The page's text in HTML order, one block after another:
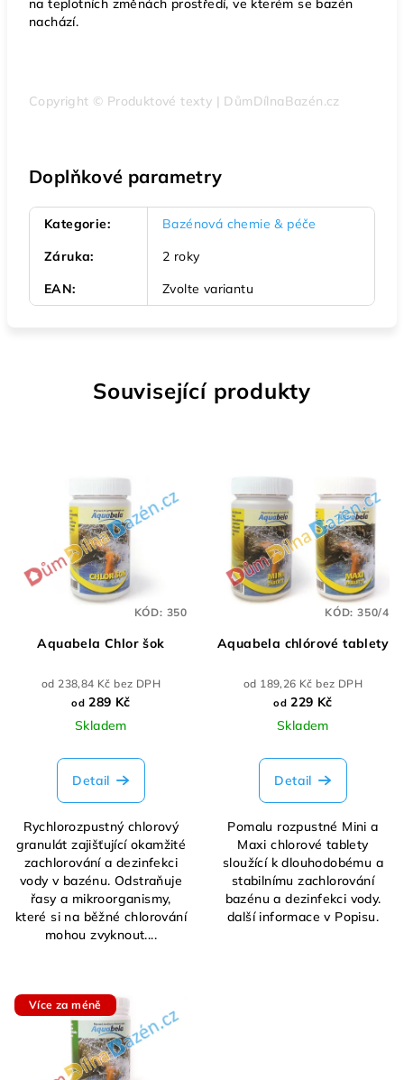
na teplotních změnách prostředí, ve kterém se bazén
nachází.
Copyright © Produktové texty | DůmDílnaBazén.cz
Doplňkové parametry
Kategorie:
Bazénová chemie & péče
Záruka:
2 roky
EAN: Zvolte variantu
Související produkty
Aquabela Chlor šok
od 238,84 Kč bez DPH
od 289 Kč
Skladem
Detail
Rychlorozpustný chlorový
granulát zajišťující okamžité
zachlorování a dezinfekci
vody v bazénu. Odstraňuje
řasy a mikroorganismy,
které si na běžné chlorování
mohou zvyknout....
KÓD: 350
Aquabela chlórové tablety
od 189,26 Kč bez DPH
od 229 Kč
Skladem
Detail
Pomalu rozpustné Mini a
Maxi chlorové tablety
sloužící k dlouhodobému a
stabilnímu zachlorování
bazénu a dezinfekci vody.
další informace v Popisu.
KÓD: 350/4
Více za méně